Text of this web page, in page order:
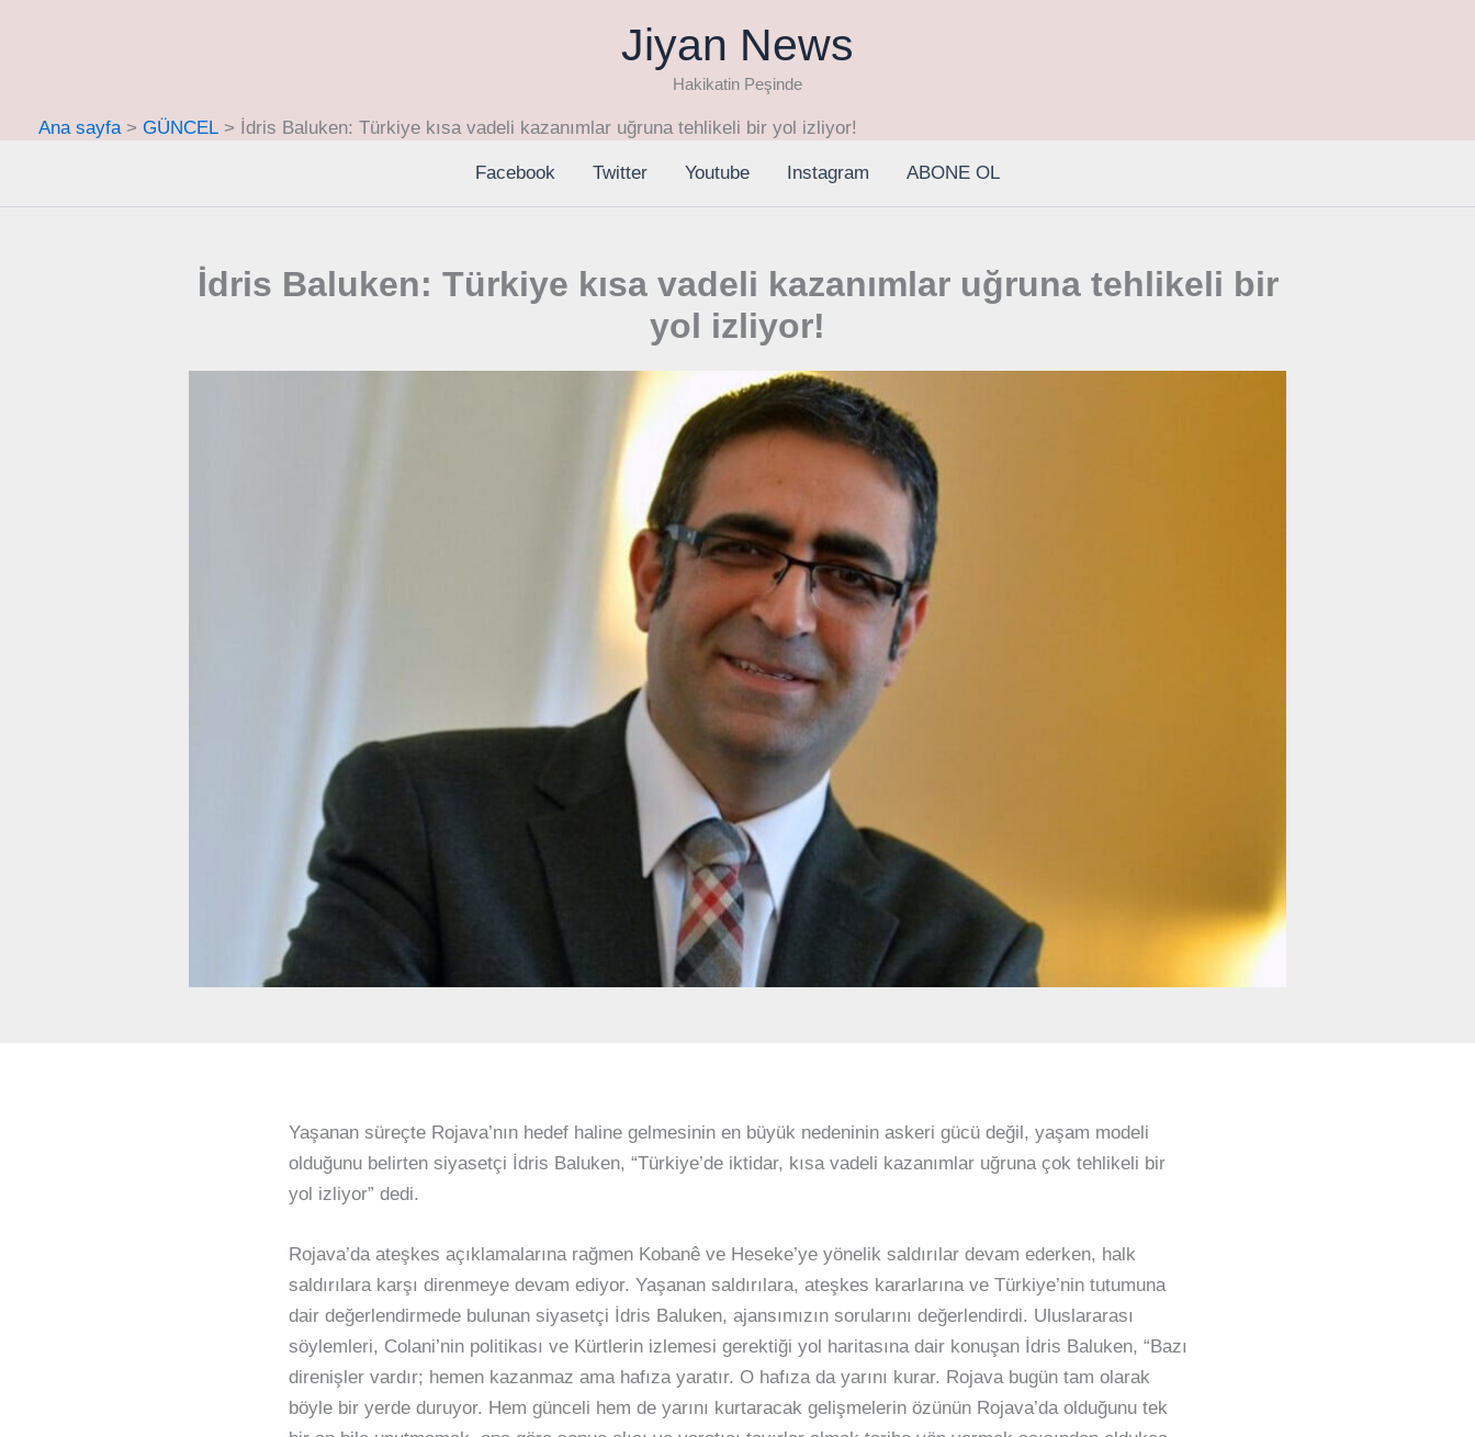
Jiyan News
Hakikatin Peşinde
Ana sayfa GÜNCEL İdris Baluken: Türkiye kısa vadeli kazanımlar uğruna tehlikeli bir yol izliyor!
Facebook Twitter Youtube Instagram ABONE OL
İdris Baluken: Türkiye kısa vadeli kazanımlar uğruna tehlikeli bir
yol izliyor!
Yaşanan süreçte Rojava’nın hedef haline gelmesinin en büyük nedeninin askeri gücü değil, yaşam modeli
olduğunu belirten siyasetçi İdris Baluken, “Türkiye’de iktidar, kısa vadeli kazanımlar uğruna çok tehlikeli bir
yol izliyor” dedi.
Rojava’da ateşkes açıklamalarına rağmen Kobanê ve Heseke’ye yönelik saldırılar devam ederken, halk
saldırılara karşı direnmeye devam ediyor. Yaşanan saldırılara, ateşkes kararlarına ve Türkiye’nin tutumuna
dair değerlendirmede bulunan siyasetçi İdris Baluken, ajansımızın sorularını değerlendirdi. Uluslararası
söylemleri, Colani’nin politikası ve Kürtlerin izlemesi gerektiği yol haritasına dair konuşan İdris Baluken, “Bazı
direnişler vardır; hemen kazanmaz ama hafıza yaratır. O hafıza da yarını kurar. Rojava bugün tam olarak
böyle bir yerde duruyor. Hem günceli hem de yarını kurtaracak gelişmelerin özünün Rojava’da olduğunu tek